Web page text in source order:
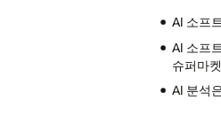
AI 소프
AI 소프
슈퍼마
AI 분석